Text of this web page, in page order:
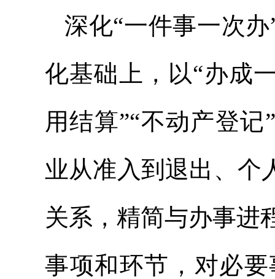
深化“一件事一次
化基础上，以“办成
用结算”“不动产登
业从准入到退出、个
关系，精简与办事进
事项和环节，对必